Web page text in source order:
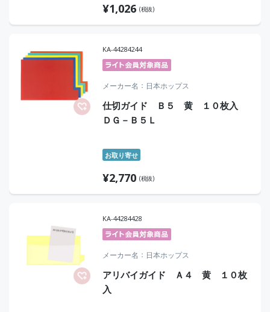
¥1,026 (税抜)
KA-44284244
メーカー名 日本ホップス
仕切ガイド Ｂ５ 黄 １０枚入
ＤＧ－Ｂ５Ｌ
お取り寄せ
¥2,770 (税抜)
KA-44284428
メーカー名 日本ホップス
アリバイガイド Ａ４ 黄 １０枚
入